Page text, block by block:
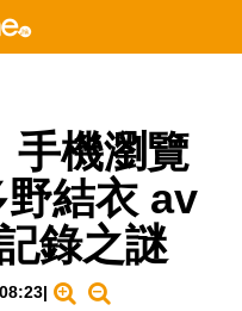
手機瀏覽
結衣 av
錄之謎
|